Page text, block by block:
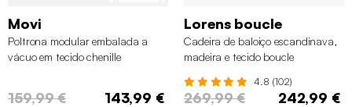
Movi
Poltrona modular embalada a
vácuo em tecido chenille
159,99 € 143,99 €
Lorens boucle
Cadeira de baloiço escandinava,
madeira e tecido boucle
4.8 (102)
269,99 € 242,99 €